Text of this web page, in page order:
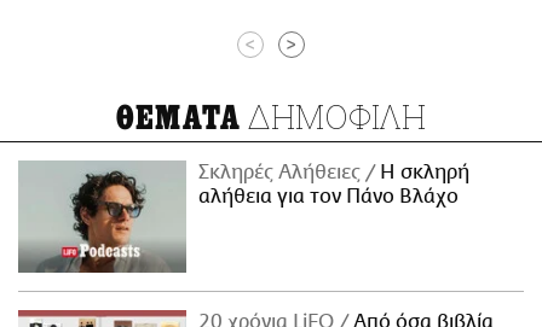
< >
ΘΕΜΑΤΑ ΔΗΜΟΦΙΛΗ
Σκληρές Αλήθειες
H σκληρή
αλήθεια για τον Πάνο Βλάχο
20 χρόνια LiFO
Από όσα βιβλία